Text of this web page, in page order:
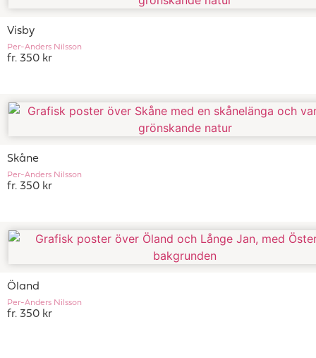
Visby
Per-Anders Nilsson
fr. 350 kr
Skåne
Per-Anders Nilsson
fr. 350 kr
Öland
Per-Anders Nilsson
fr. 350 kr